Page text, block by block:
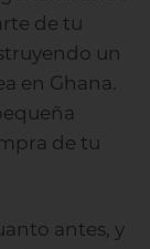
de tu
un
en Ghana.
de tu
antes, y